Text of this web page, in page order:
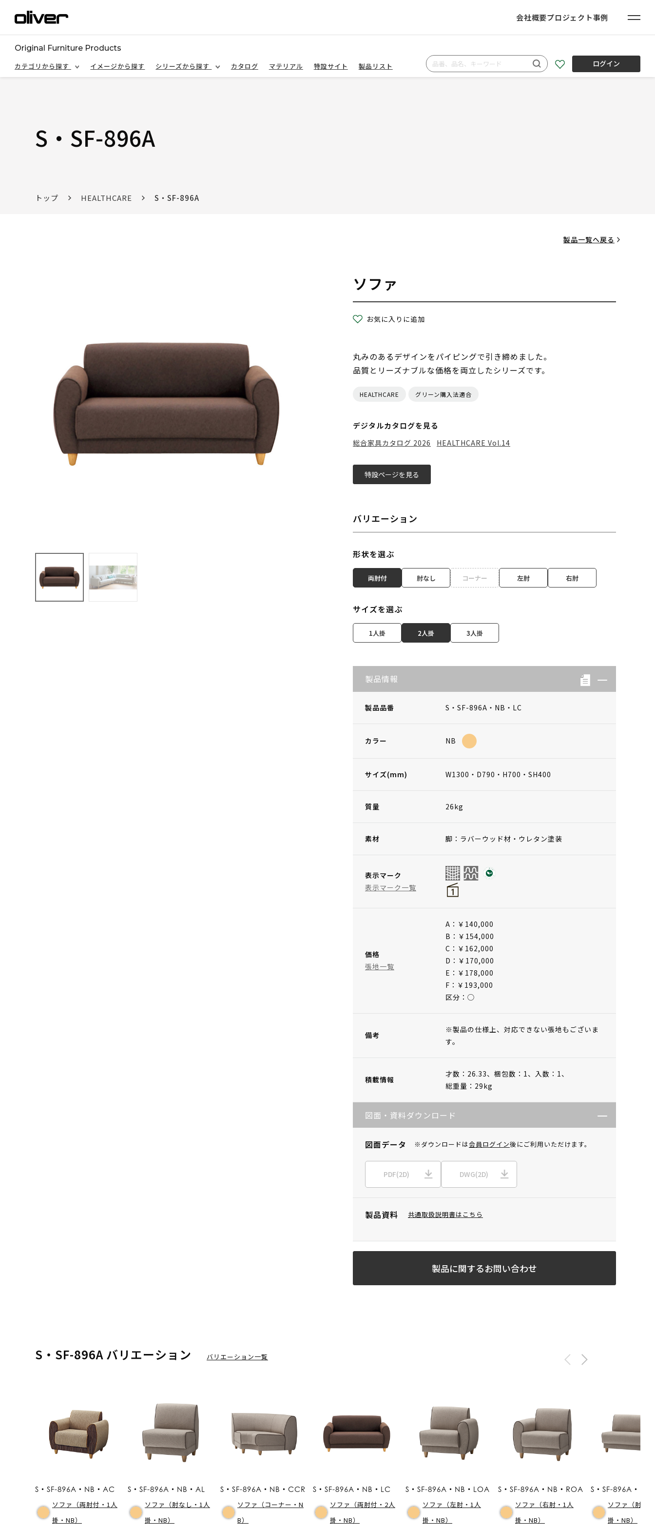
会社概要プロジェクト事例
Original Furniture Products
カテゴリから探す
イメージから探す シリーズから探す カタログ マテリアル 特設サイト 製品リスト ログイン
S・SF-896A
トップ HEALTHCARE S・SF-896A
製品一覧へ戻る
ソファ
お気に入りに追加
丸みのあるデザインをパイピングで引き締めました。
品質とリーズナブルな価格を両立したシリーズです。
HEALTHCARE グリーン購入法適合
デジタルカタログを見る
総合家具カタログ 2026 HEALTHCARE Vol.14
特設ページを見る
バリエーション
形状を選ぶ
両肘付 肘なし コーナー 左肘 右肘
サイズを選ぶ
1人掛 2人掛 3人掛
製品情報
製品品番 S・SF-896A・NB・LC
カラー NB
サイズ(mm) W1300・D790・H700・SH400
質量 26kg
素材 脚：ラバーウッド材・ウレタン塗装
表示マーク
表示マーク一覧
価格
張地一覧
A：￥140,000
B：￥154,000
C：￥162,000
D：￥170,000
E：￥178,000
F：￥193,000
区分：◯
備考
※製品の仕様上、対応できない張地もございま
す。
積載情報
才数：26.33、 梱包数：1、 入数：1、
総重量：29kg
図面・資料ダウンロード
図面データ ※ダウンロードは会員ログイン後にご利用いただけます。
PDF(2D) DWG(2D)
製品資料 共通取扱説明書はこちら
製品に関するお問い合わせ
S・SF-896A バリエーション バリエーション一覧
S・SF-896A・NB・AC
ソファ（両肘付・1人
掛・NB）
S・SF-896A・NB・AL
ソファ（肘なし・1人
掛・NB）
S・SF-896A・NB・CCR
ソファ（コーナー・N
B）
S・SF-896A・NB・LC
ソファ（両肘付・2人
掛・NB）
S・SF-896A・NB・LOA
ソファ（左肘・1人
掛・NB）
S・SF-896A・NB・ROA
ソファ（右肘・1人
掛・NB）
S・SF-896A・NB
ソファ（肘な
掛・NB）